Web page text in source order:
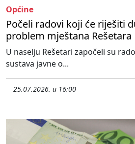
Općine
Počeli radovi koji će riješiti
problem mještana Rešetara
U naselju Rešetari započeli su
sustava javne o...
25.07.2026. u 16:00